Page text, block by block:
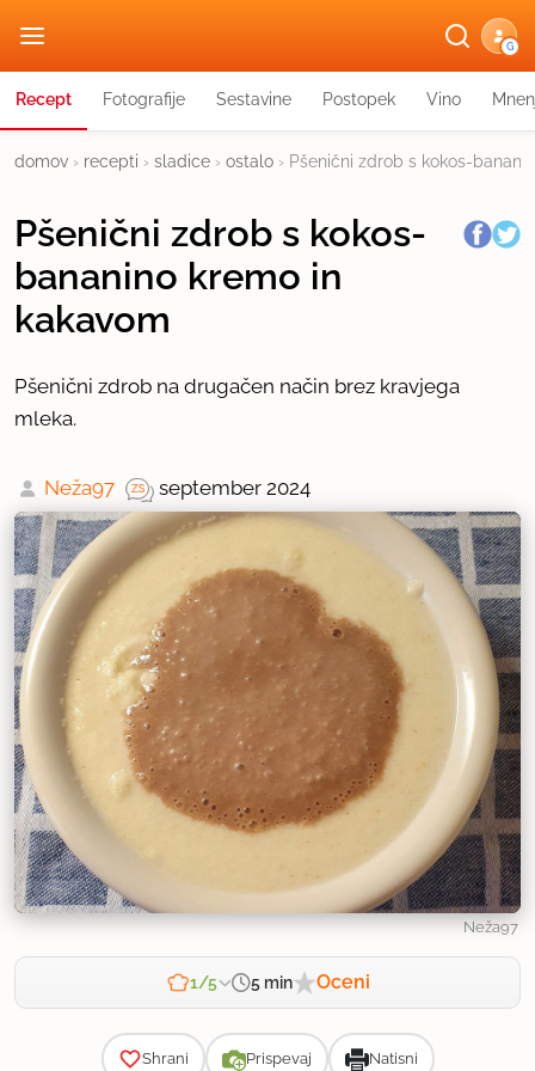
G
Recept Fotografije Sestavine Postopek Vino
domov › recepti › sladice › ostalo › Pšenični zdrob s kokos-
Pšenični zdrob s kokos-
bananino kremo in
kakavom
Pšenični zdrob na drugačen način brez kravjega
mleka.
Neža97 september 2024
Neža97
1/5 5 min Oceni
Shrani Prispevaj Natisni